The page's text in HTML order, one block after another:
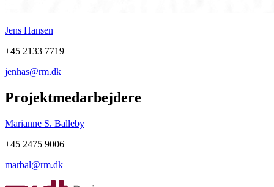
Jens Hansen
+45 2133 7719
jenhas@rm.dk
Projektmedarbejdere
Marianne S. Balleby
+45 2475 9006
marbal@rm.dk